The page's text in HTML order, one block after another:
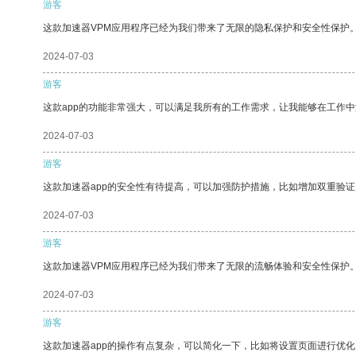
游客
这款加速器VPM应用程序已经为我们带来了无限的隐私保护和安全性保护。
2024-07-03
游客
这款app的功能非常强大，可以满足我所有的工作需求，让我能够在工作中
2024-07-03
游客
这款加速器app的安全性有待提高，可以加强防护措施，比如增加双重验证
2024-07-03
游客
这款加速器VPM应用程序已经为我们带来了无限的流畅体验和安全性保护。
2024-07-03
游客
这款加速器app的操作有点复杂，可以简化一下，比如将设置页面进行优化